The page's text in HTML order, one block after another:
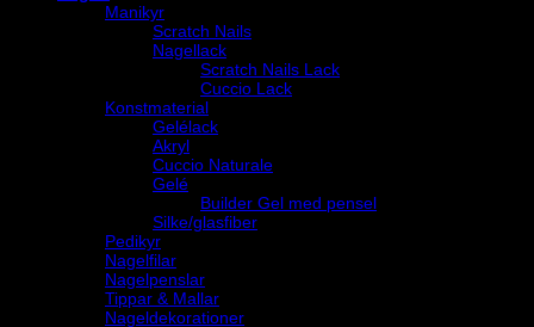
Manikyr
Scratch Nails
Nagellack
Scratch Nails Lack
Cuccio Lack
Konstmaterial
Gelélack
Akryl
Cuccio Naturale
Gelé
Builder Gel med pensel
Silke/glasfiber
Pedikyr
Nagelfilar
Nagelpenslar
Tippar & Mallar
Nageldekorationer